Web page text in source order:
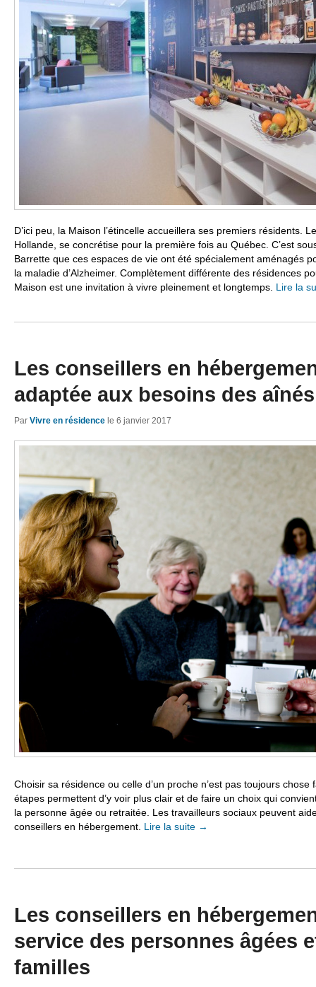
D’ici peu, la Maison l’étincelle accueillera ses premiers résidents.
Hollande, se concrétise pour la première fois au Québec. C’est
Barrette que ces espaces de vie ont été spécialement aménagés
la maladie d’Alzheimer. Complètement différente des résidences
Maison est une invitation à vivre pleinement et longtemps. Lire la
Les conseillers en
adaptée aux besoins des aînés
Par Vivre en résidence le 6 janvier 2017
Choisir sa résidence ou celle d’un proche n’est pas toujours chose
étapes permettent d’y voir plus clair et de faire un choix qui
la personne âgée ou retraitée. Les travailleurs sociaux peuvent
conseillers en hébergement. Lire la suite →
Les conseillers en
service des personnes âgées
familles